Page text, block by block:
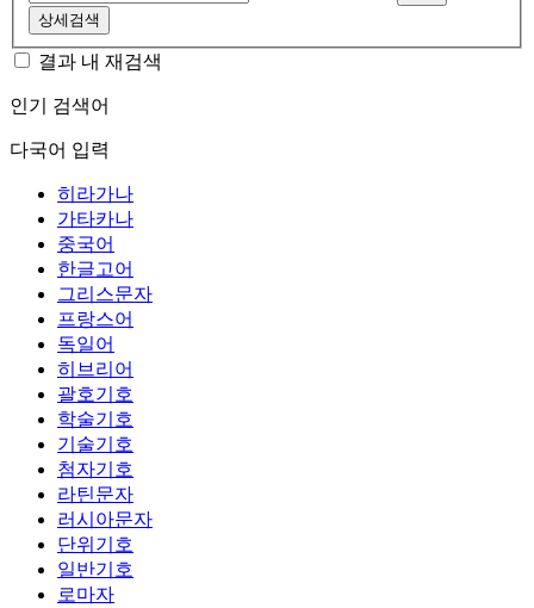
상세검색
결과 내 재검색
인기 검색어
다국어 입력
히라가나
가타카나
중국어
한글고어
그리스문자
프랑스어
독일어
히브리어
괄호기호
학술기호
기술기호
첨자기호
라틴문자
러시아문자
단위기호
일반기호
로마자